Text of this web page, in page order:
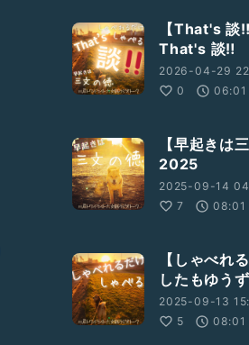
【That's 談
That's 談‼️
2026-04-29
0
06:01
【早起きは
2025
2025-09-14
7
08:01
【しゃべれ
したもゆう
2025-09-13
5
08:01